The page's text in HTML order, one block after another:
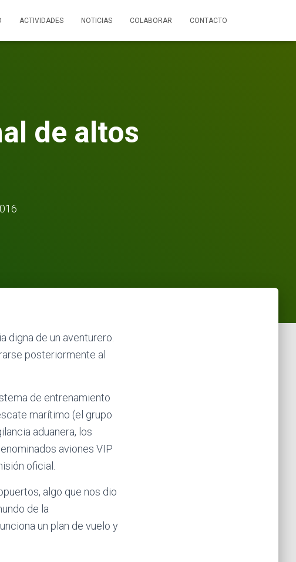
ACTIVIDADES NOTICIAS COLABORAR CONTACTO
de altos
digna de un aventurero.
posteriormente al
de entrenamiento
marítimo (el grupo
aduanera, los
aviones VIP
oficial.
algo que nos dio
de la
un plan de vuelo y